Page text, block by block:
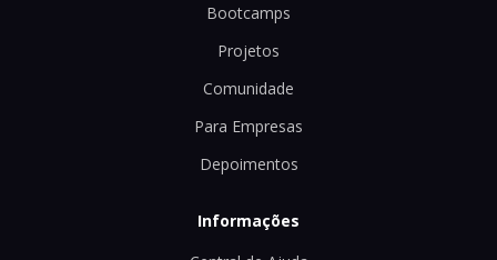
Bootcamps
Projetos
Comunidade
Para Empresas
Depoimentos
Informações